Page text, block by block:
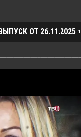
ОТ 26.11.2025